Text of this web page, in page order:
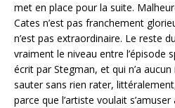
met en place pour la suite.
Cates n’est pas franchement
n’est pas extraordinaire. Le reste
vraiment le niveau entre l’épisode
écrit par Stegman, et qui n’a
sauter sans rien rater,
parce que l’artiste voulait